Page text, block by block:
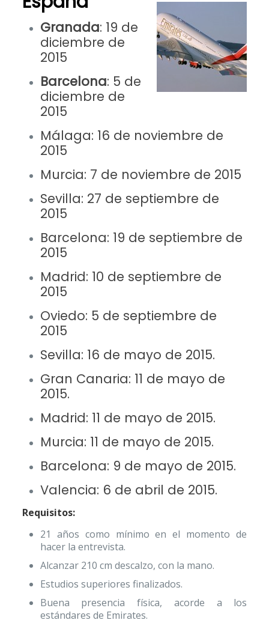
Granada: 19 de
diciembre de
2015
Barcelona: 5 de
diciembre de
2015
Málaga: 16 de noviembre de
2015
Murcia: 7 de noviembre de 2015
Sevilla: 27 de septiembre de
2015
Barcelona: 19 de septiembre de
2015
Madrid: 10 de septiembre de
2015
Oviedo: 5 de septiembre de
2015
Sevilla: 16 de mayo de 2015.
Gran Canaria: 11 de mayo de
2015.
Madrid: 11 de mayo de 2015.
Murcia: 11 de mayo de 2015.
Barcelona: 9 de mayo de 2015.
Valencia: 6 de abril de 2015.
Requisitos:
21 años como mínimo en el momento de
hacer la entrevista.
Alcanzar 210 cm descalzo, con la mano.
Estudios superiores finalizados.
Buena presencia física, acorde a los
estándares de Emirates.